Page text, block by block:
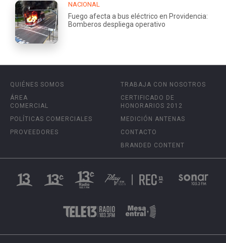
NACIONAL
Fuego afecta a bus eléctrico en Providencia:
Bomberos despliega operativo
QUIÉNES SOMOS
ÁREA
COMERCIAL
POLÍTICAS COMERCIALES
PROVEEDORES
TRABAJA CON NOSOTROS
CERTIFICADO DE
HONORARIOS 2012
MEDICIÓN ANTENAS
CONTACTO
BRANDED CONTENT